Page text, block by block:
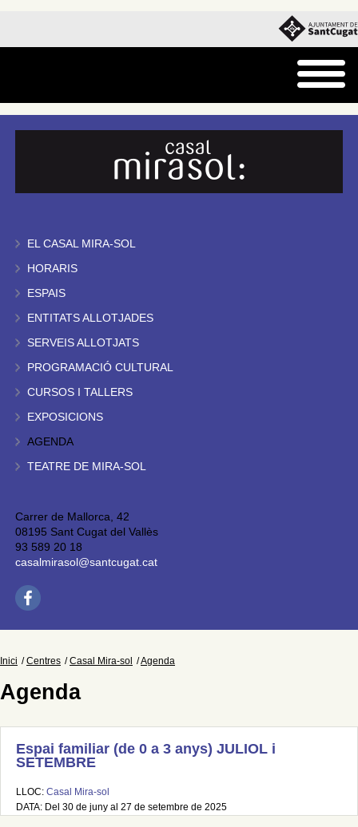
EL CASAL MIRA-SOL
HORARIS
ESPAIS
ENTITATS ALLOTJADES
SERVEIS ALLOTJATS
PROGRAMACIÓ CULTURAL
CURSOS I TALLERS
EXPOSICIONS
AGENDA
TEATRE DE MIRA-SOL
Carrer de Mallorca, 42
08195 Sant Cugat del Vallès
93 589 20 18
casalmirasol@santcugat.cat
Inici Centres Casal Mira-sol Agenda
Agenda
Espai familiar (de 0 a 3 anys) JULIOL i
SETEMBRE
LLOC: Casal Mira-sol
DATA: Del 30 de juny al 27 de setembre de 2025